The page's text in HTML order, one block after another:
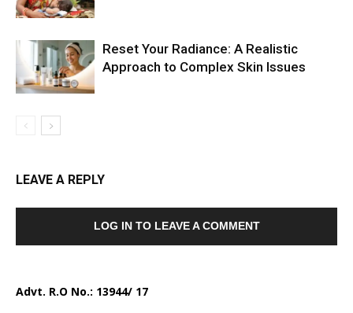
Reset Your Radiance: A Realistic
Approach to Complex Skin Issues
LEAVE A REPLY
LOG IN TO LEAVE A COMMENT
Advt. R.O No.: 13944/ 17